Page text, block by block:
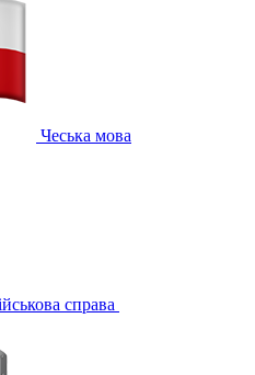
Чеська мова
справа